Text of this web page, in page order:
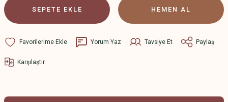
SEPETE EKLE HEMEN AL
Yorum Yaz Tavsiye Et Paylaş
Karşılaştır